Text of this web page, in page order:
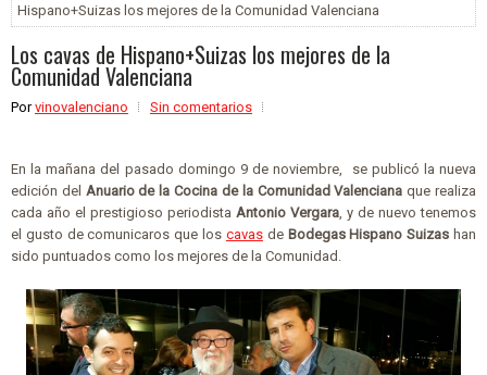
Hispano+Suizas los mejores de la Comunidad Valenciana
Los cavas de Hispano+Suizas los mejores de la
Comunidad Valenciana
Porvinovalenciano Sin comentarios
En la mañana del pasado domingo 9 de noviembre, se publicó la nueva
edición del Anuario de la Cocina de la Comunidad Valenciana que realiza
cada año el prestigioso periodista Antonio Vergara , y de nuevo tenemos
el gusto de comunicaros que los cavasdeBodegas Hispano Suizas han
sido puntuados como los mejores de la Comunidad.